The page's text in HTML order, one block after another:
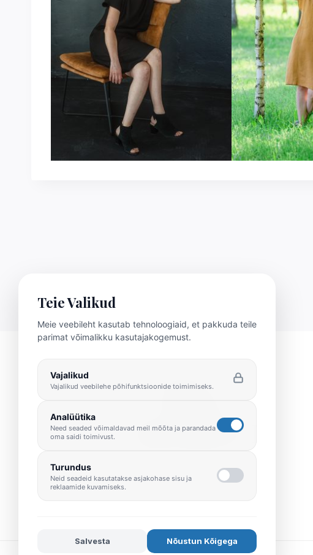
Teie Valikud
Meie veebileht kasutab tehnoloogiaid, et pakkuda teile
parimat võimalikku kasutajakogemust.
Vajalikud
Vajalikud veebilehe põhifunktsioonide toimimiseks.
Analüütika
Need seaded võimaldavad meil mõõta ja parandada
oma saidi toimivust.
Turundus
Neid seadeid kasutatakse asjakohase sisu ja
reklaamide kuvamiseks.
Salvesta Nõustun Kõigega